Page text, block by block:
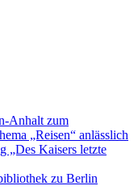
Anhalt zum
„Reisen“ anlässlich
„Des Kaisers letzte
zu Berlin